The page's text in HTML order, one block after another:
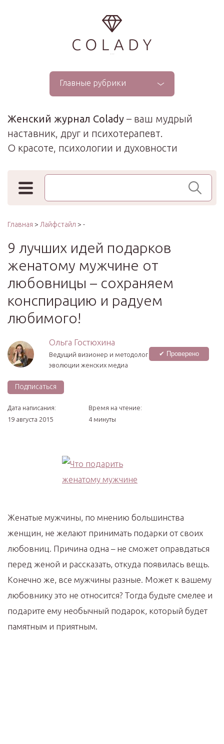
...
Главные рубрики
Женский журнал Colady – ваш мудрый
наставник, друг и психотерапевт.
О красоте, психологии и духовности
Поиск по сайту
Главная > Лайфстайл > -
9 лучших идей подарков
женатому мужчине от
любовницы – сохраняем
конспирацию и радуем
любимого!
Ольга Гостюхина
Ведущий визионер и методолог
эволюции женских медиа
✔ Проверено
Подписаться
Дата написания:
19 августа 2015
Время на чтение:
4 минуты
Женатые мужчины, по мнению большинства
женщин, не желают принимать подарки от своих
любовниц. Причина одна – не сможет оправдаться
перед женой и рассказать, откуда появилась вещь.
Конечно же, все мужчины разные. Может к вашему
любовнику это не относится? Тогда будьте смелее и
подарите ему необычный подарок, который будет
памятным и приятным.